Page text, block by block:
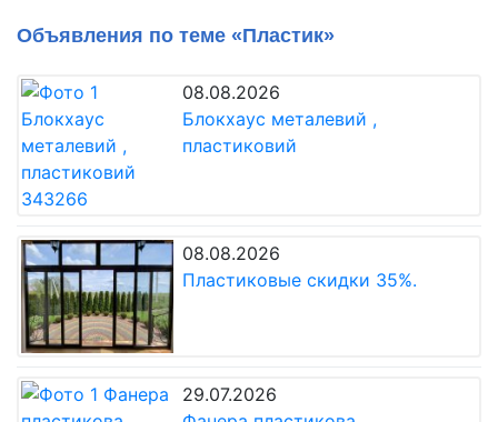
Объявления по теме «Пластик»
08.08.2026
Блокхаус металевий ,
пластиковий
08.08.2026
Пластиковые скидки 35%.
29.07.2026